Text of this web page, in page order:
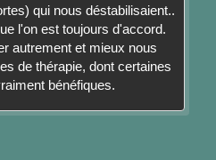
qui nous déstabilisaient..
l'on est toujours d'accord.
autrement et mieux nous
de thérapie, dont certaines
bénéfiques.